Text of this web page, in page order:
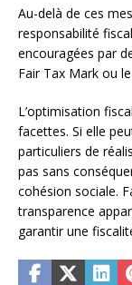
Au-delà de ces
responsabilité
encouragées par
Fair Tax Mark ou
L’optimisation
facettes. Si elle
particuliers de
pas sans
cohésion sociale.
transparence
garantir une